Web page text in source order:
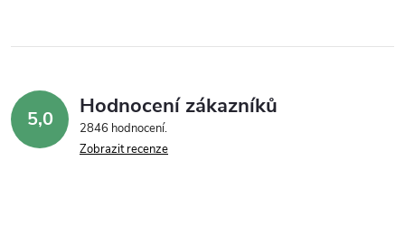
5,0 Hodnocení zákazníků
2846 hodnocení
Zobrazit recenze